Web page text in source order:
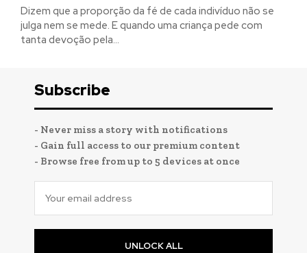
Dizem que a proporção da fé de cada indivíduo não se
julga nem se mede. E quando uma criança pede com
tanta devoção pela...
Subscribe
- Never miss a story with notifications
- Gain full access to our premium content
- Browse free from up to 5 devices at once
UNLOCK ALL